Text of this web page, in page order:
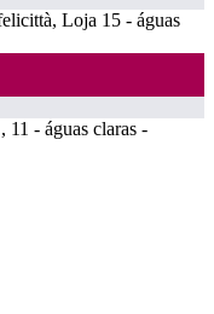
Loja 15 - águas
11 - águas claras -